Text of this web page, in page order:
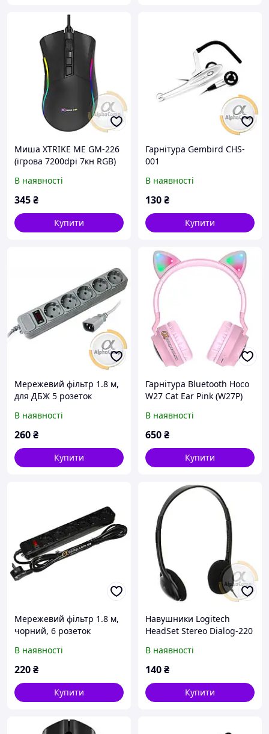
Миша XTRIKE ME GM-226
(ігрова 7200dpi 7кн RGB)
В наявності
345₴
Купити
Гарнітура Gembird CHS-
001
В наявності
130₴
Купити
Мережевий фільтр 1.8 м,
для ДБЖ 5 розеток
В наявності
260₴
Купити
Гарнітура Bluetooth Hoco
W27 Cat Ear Pink (W27P)
В наявності
650₴
Купити
Мережевий фільтр 1.8 м,
чорний, 6 розеток
В наявності
220₴
Купити
Навушники Logitech
HeadSet Stereo Dialog-220
В наявності
140₴
Купити